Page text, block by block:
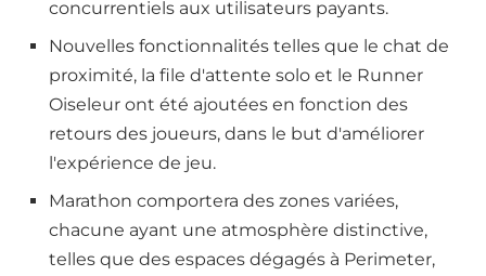
concurrentiels aux utilisateurs payants.
Nouvelles fonctionnalités telles que le chat de
proximité, la file d'attente solo et le Runner
Oiseleur ont été ajoutées en fonction des
retours des joueurs, dans le but d'améliorer
l'expérience de jeu.
Marathon comportera des zones variées,
chacune ayant une atmosphère distinctive,
telles que des espaces dégagés à Perimeter,